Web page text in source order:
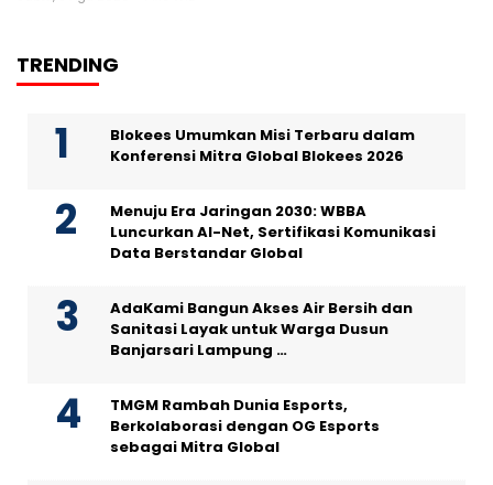
TRENDING
Blokees Umumkan Misi Terbaru dalam
Konferensi Mitra Global Blokees 2026
Menuju Era Jaringan 2030: WBBA
Luncurkan AI-Net, Sertifikasi Komunikasi
Data Berstandar Global
AdaKami Bangun Akses Air Bersih dan
Sanitasi Layak untuk Warga Dusun
Banjarsari Lampung …
TMGM Rambah Dunia Esports,
Berkolaborasi dengan OG Esports
sebagai Mitra Global